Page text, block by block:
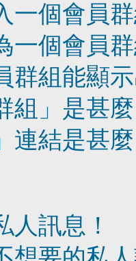
一個會員
一個會員
群組能顯
組」是甚
連結是甚
人訊息！